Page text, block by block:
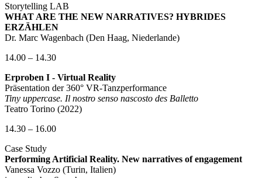
Storytelling LAB
WHAT ARE THE NEW NARRATIVES? HYBRIDES
ERZÄHLEN
Dr. Marc Wagenbach (Den Haag, Niederlande)
14.00 – 14.30
Erproben I - Virtual Reality
Präsentation der 360° VR-Tanzperformance
Tiny uppercase. Il nostro senso nascosto des Balletto
Teatro Torino (2022)
14.30 – 16.00
Case Study
Performing Artificial Reality. New narratives of engagement
Vanessa Vozzo (Turin, Italien)